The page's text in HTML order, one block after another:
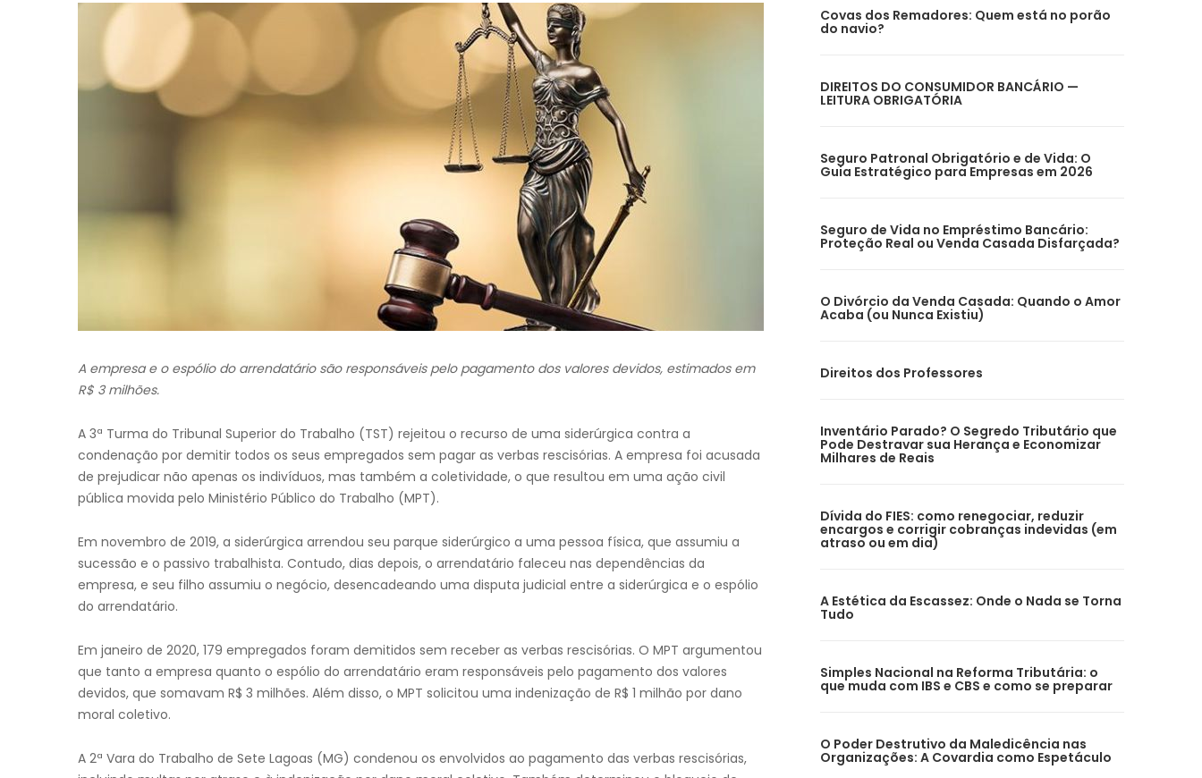
A empresa e o espólio do arrendatário são responsáveis pelo pagamento dos valores devidos, estimados em
R$ 3 milhões.
A 3ª Turma do Tribunal Superior do Trabalho (TST) rejeitou o recurso de uma siderúrgica contra a
condenação por demitir todos os seus empregados sem pagar as verbas rescisórias. A empresa foi acusada
de prejudicar não apenas os indivíduos, mas também a coletividade, o que resultou em uma ação civil
pública movida pelo Ministério Público do Trabalho (MPT).
Em novembro de 2019, a siderúrgica arrendou seu parque siderúrgico a uma pessoa física, que assumiu a
sucessão e o passivo trabalhista. Contudo, dias depois, o arrendatário faleceu nas dependências da
empresa, e seu filho assumiu o negócio, desencadeando uma disputa judicial entre a siderúrgica e o espólio
do arrendatário.
Em janeiro de 2020, 179 empregados foram demitidos sem receber as verbas rescisórias. O MPT argumentou
que tanto a empresa quanto o espólio do arrendatário eram responsáveis pelo pagamento dos valores
devidos, que somavam R$ 3 milhões. Além disso, o MPT solicitou uma indenização de R$ 1 milhão por dano
moral coletivo.
A 2ª Vara do Trabalho de Sete Lagoas (MG) condenou os envolvidos ao pagamento das verbas rescisórias,
Covas dos Remadores: Quem está no porão
do navio?
DIREITOS DO CONSUMIDOR BANCÁRIO —
LEITURA OBRIGATÓRIA
Seguro Patronal Obrigatório e de Vida: O
Guia Estratégico para Empresas em 2026
Seguro de Vida no Empréstimo Bancário:
Proteção Real ou Venda Casada Disfarçada?
O Divórcio da Venda Casada: Quando o Amor
Acaba (ou Nunca Existiu)
Direitos dos Professores
Inventário Parado? O Segredo Tributário que
Pode Destravar sua Herança e Economizar
Milhares de Reais
Dívida do FIES: como renegociar, reduzir
encargos e corrigir cobranças indevidas (em
atraso ou em dia)
A Estética da Escassez: Onde o Nada se Torna
Tudo
Simples Nacional na Reforma Tributária: o
que muda com IBS e CBS e como se preparar
O Poder Destrutivo da Maledicência nas
Organizações: A Covardia como Espetáculo